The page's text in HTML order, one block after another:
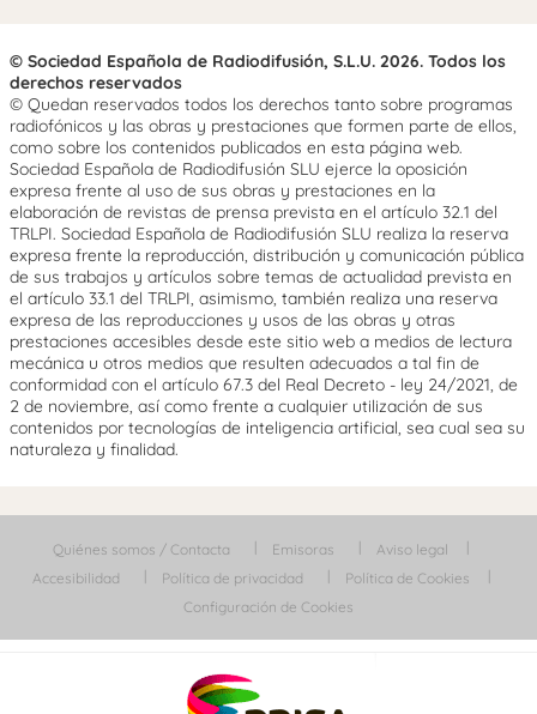
© Sociedad Española de Radiodifusión, S.L.U. 2026. Todos los
derechos reservados
© Quedan reservados todos los derechos tanto sobre programas
radiofónicos y las obras y prestaciones que formen parte de ellos,
como sobre los contenidos publicados en esta página web.
Sociedad Española de Radiodifusión SLU ejerce la oposición
expresa frente al uso de sus obras y prestaciones en la
elaboración de revistas de prensa prevista en el artículo 32.1 del
TRLPI. Sociedad Española de Radiodifusión SLU realiza la reserva
expresa frente la reproducción, distribución y comunicación pública
de sus trabajos y artículos sobre temas de actualidad prevista en
el artículo 33.1 del TRLPI, asimismo, también realiza una reserva
expresa de las reproducciones y usos de las obras y otras
prestaciones accesibles desde este sitio web a medios de lectura
mecánica u otros medios que resulten adecuados a tal fin de
conformidad con el artículo 67.3 del Real Decreto - ley 24/2021, de
2 de noviembre, así como frente a cualquier utilización de sus
contenidos por tecnologías de inteligencia artificial, sea cual sea su
naturaleza y finalidad.
Quiénes somos / Contacta Emisoras
Aviso legal
Accesibilidad
Política de privacidad
Política de Cookies
Configuración de Cookies